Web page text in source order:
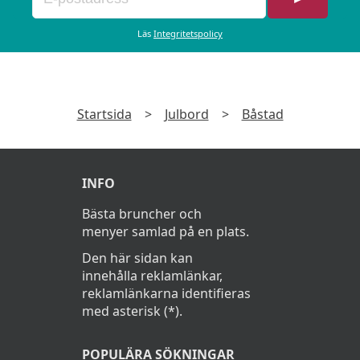
Godis till barnen
FREDAGAR 5/12 ,12/12 ,19/12
LÖRDAGAR 29/11, 6/12, 13/12, 20/12
Advents Söndagsjulbordslunch
första smak till premiärpris , 495 kr,
7/12, 14/12, 21/12
med sittningar från 12.00-15.00,
Restaurangen stänger 17.00
Läs Integritetspolicy
Startsida > Julbord > Båstad
INFO
Bästa bruncher och
menyer samlad på en plats.
Den här sidan kan
innehålla reklamlänkar,
reklamlänkarna identifieras
med asterisk (*).
POPULÄRA SÖKNINGAR